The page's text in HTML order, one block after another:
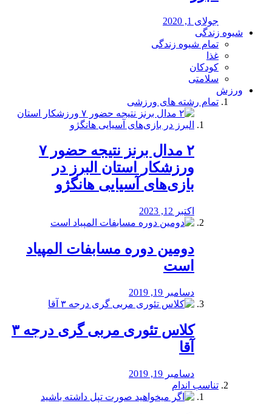
جولای 1, 2020
شیوه زندگی
تمام شیوه زندگی
غذا
کودکان
سلامتی
ورزش
تمام رشته های ورزشی
۲ مدال برنز نتیجه حضور ۷
ورزشکار استان البرز در
بازی‌های آسیایی هانگژو
اکتبر 12, 2023
دومین دوره مسابفات المپیاد
است
دسامبر 19, 2019
کلاس تئوری مربی گری درجه ۳
آقا
دسامبر 19, 2019
تناسب اندام